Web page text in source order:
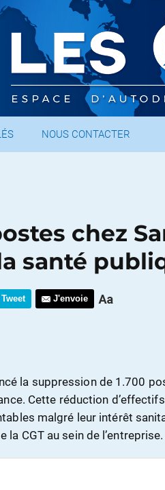
NOUS CONTACTER
chez
santé
J'envoie
la suppression de 1.700
Cette réduction
malgré leur intérêt
CGT au sein de l’entreprise.